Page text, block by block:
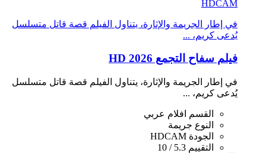
HDCAM
في إطار الجريمة والإثارة، يتناول الفيلم قصة قاتل متسلسل
يُدعى كريم، ...
فيلم سفاح التجمع 2026 HD
في إطار الجريمة والإثارة، يتناول الفيلم قصة قاتل متسلسل
يُدعى كريم، ...
القسم
افلام عربي
النوع جريمة
الجودة HDCAM
التقييم 5.3 / 10